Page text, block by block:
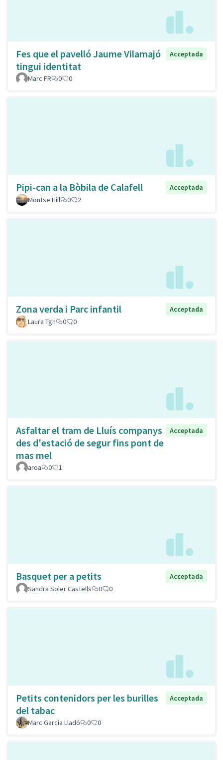
Fes que el pavelló Jaume Vilamajó
tingui identitat
Acceptada
Marc FR 0 0
Pipi-can a la Bòbila de Calafell
Acceptada
Montse Hill
0 2
Zona verda i Parc infantil
Acceptada
Laura Tgn
0 0
Asfaltar el tram de Lluís companys
des d'estació de segur fins pont de
mas mel
Acceptada
aroa 0 1
Basquet per a petits
Acceptada
Sandra Soler Castells
0 0
Petits contenidors per les burilles
del tabac
Acceptada
Marc García Lladó 0 0